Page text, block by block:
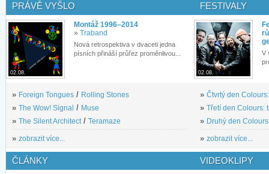
PRÁVĚ VYŠLO
02.08.
Montáž 1996–2014
» Traband
Nová retrospektiva v dvaceti jedna
písních přináší průřez proměnlivou...
» Foreign Tongues / Rolling Stones
» The Wow! Signal / Muse
» The Silent Architect/ Teramaze
» zobrazit více...
FESTIVALY
02.08.
V
» Čtvrtý den
» Třetí den Colours:
» Druhý den
» zobrazit více...
ČLÁNKY VIDEOKLIPY